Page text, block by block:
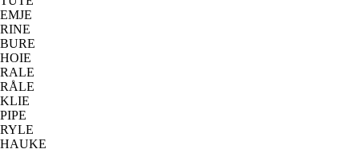
EMJE
RINE
BURE
HOIE
RALE
RÅLE
KLIE
PIPE
RYLE
HAUKE